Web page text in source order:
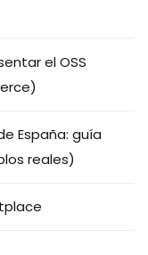
el OSS
España: guía
reales)